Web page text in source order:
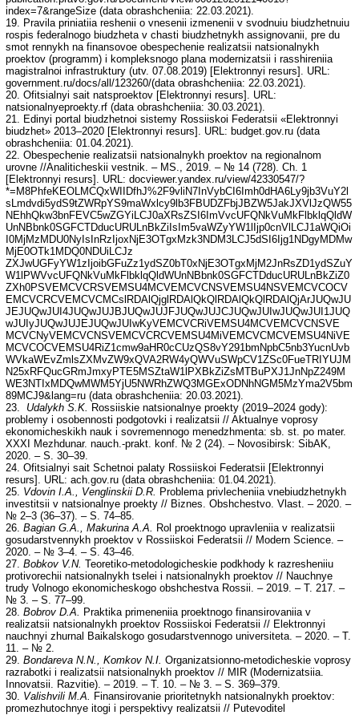
index=7&rangeSize (data obrashcheniia: 22.03.2021).
19. Pravila priniatiia reshenii o vnesenii izmenenii v svodnuiu biudzhetnuiu
rospis federalnogo biudzheta v chasti biudzhetnykh assignovanii, pre du
smot rennykh na finansovoe obespechenie realizatsii natsionalnykh
proektov (programm) i kompleksnogo plana modernizatsii i rasshireniia
magistralnoi infrastruktury (utv. 07.08.2019) [Elektronnyi resurs]. URL:
government.ru/docs/all/123260/(data obrashcheniia: 22.03.2021).
20. Ofitsialnyi sait natsproektov [Elektronnyi resurs]. URL:
natsionalnyeproekty.rf (data obrashcheniia: 30.03.2021).
21. Edinyi portal biudzhetnoi sistemy Rossiiskoi Federatsii «Elektronnyi
biudzhet» 2013–2020 [Elektronnyi resurs]. URL: budget.gov.ru (data
obrashcheniia: 01.04.2021).
22. Obespechenie realizatsii natsionalnykh proektov na regionalnom
urovne //Analiticheskii vestnik. – MS., 2019. – № 14 (728). Ch. 1
[Elektronnyi resurs]. URL: docviewer.yandex.ru/view/42330547/?
*=M8PhfeKEOLMCQxWIIDfhJ%2F9vliN7InVybCI6Imh0dHA6Ly9jb3VuY2l
sLmdvdi5ydS9tZWRpYS9maWxlcy9lb3FBUDZFbjJBZW5JakJXVlJzQW55
NEhhQkw3bnFEVC5wZGYiLCJ0aXRsZSI6ImVvcUFQNkVuMkFlbklqQldW
UnNBbnk0SGFCTDducURULnBkZiIsIm5vaWZyYW1lIjp0cnVlLCJ1aWQiOi
I0MjMzMDU0NyIsInRzIjoxNjE3OTgxMzk3NDM3LCJ5dSI6Ijg1NDgyMDMw
MjE0OTk1MDQ0NDUiLCJz
ZXJwUGFyYW1zIjoibGFuZz1ydSZ0bT0xNjE3OTgxMjM2JnRsZD1ydSZuY
W1lPWVvcUFQNkVuMkFlbklqQldWUnNBbnk0SGFCTDducURULnBkZiZ0
ZXh0PSVEMCVCRSVEMSU4MCVEMCVCNSVEMSU4NSVEMCVCOCV
EMCVCRCVEMCVCMCslRDAlQjglRDAlQkQlRDAlQkQlRDAlQjArJUQwJU
JEJUQwJUI4JUQwJUJBJUQwJUJFJUQwJUJCJUQwJUIwJUQwJUI1JUQ
wJUIyJUQwJUJEJUQwJUIwKyVEMCVCRiVEMSU4MCVEMCVCNSVE
MCVCNyVEMCVCNSVEMCVCRCVEMSU4MiVEMCVCMCVEMSU4NiVE
MCVCOCVEMSU4RiZ1cmw9aHR0cCUzQS8vY291bmNpbC5nb3YucnUvb
WVkaWEvZmlsZXMvZW9xQVA2RW4yQWVuSWpCV1ZSc0FueTRIYUJM
N25xRFQucGRmJmxyPTE5MSZtaW1lPXBkZiZsMTBuPXJ1JnNpZ249M
WE3NTIxMDQwMWM5YjU5NWRhZWQ3MGExODNhNGM5MzYma2V5bm
89MCJ9&lang=ru (data obrashcheniia: 20.03.2021).
23. Udalykh S.K.
Rossiiskie natsionalnye proekty (2019–2024 gody):
problemy i osobennosti podgotovki i realizatsii // Aktualnye voprosy
ekonomicheskikh nauk i sovremennogo menedzhmenta: sb. st. po mater.
XXXI Mezhdunar. nauch.-prakt. konf. № 2 (24). – Novosibirsk: SibAK,
2020. – S. 30–39.
24. Ofitsialnyi sait Schetnoi palaty Rossiiskoi Federatsii [Elektronnyi
resurs]. URL: ach.gov.ru (data obrashcheniia: 01.04.2021).
25. Vdovin I.A., Venglinskii D.R.
Problema privlecheniia vnebiudzhetnykh
investitsii v natsionalnye proekty // Biznes. Obshchestvo. Vlast. – 2020. –
№ 2–3 (36–37). – S. 74–85.
26. Bagian G.A., Makurina A.A.
Rol proektnogo upravleniia v realizatsii
gosudarstvennykh proektov v Rossiiskoi Federatsii // Modern Science. –
2020. – № 3–4. – S. 43–46.
27. Bobkov V.N. Teoretiko-metodologicheskie podkhody k razresheniiu
protivorechii natsionalnykh tselei i natsionalnykh proektov // Nauchnye
trudy Volnogo ekonomicheskogo obshchestva Rossii. – 2019. – T. 217. –
№ 3. – S. 77–99.
28. Bobrov D.A.
Praktika primeneniia proektnogo finansirovaniia v
realizatsii natsionalnykh proektov Rossiiskoi Federatsii // Elektronnyi
nauchnyi zhurnal Baikalskogo gosudarstvennogo universiteta. – 2020. – T.
11. – № 2.
29. Bondareva N.N., Komkov N.I. Organizatsionno-metodicheskie voprosy
razrabotki i realizatsii natsionalnykh proektov // MIR (Modernizatsiia.
Innovatsii. Razvitie). – 2019. – T. 10. – № 3. – S. 369–379.
30. Valishvili M.A.
Finansirovanie prioritetnykh natsionalnykh proektov:
promezhutochnye itogi i perspektivy realizatsii // Putevoditel